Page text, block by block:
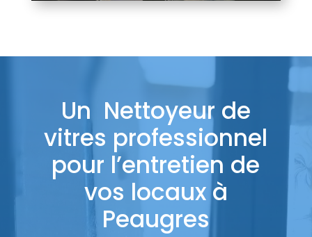
Un Nettoyeur de
vitres professionnel
pour l’entretien de
vos locaux à
Peaugres